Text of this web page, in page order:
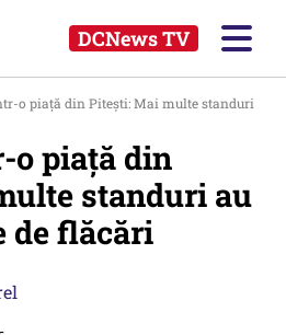
DCNews TV
o piață din Pitești: Mai multe standuri
o piață din
standuri au
de flăcări